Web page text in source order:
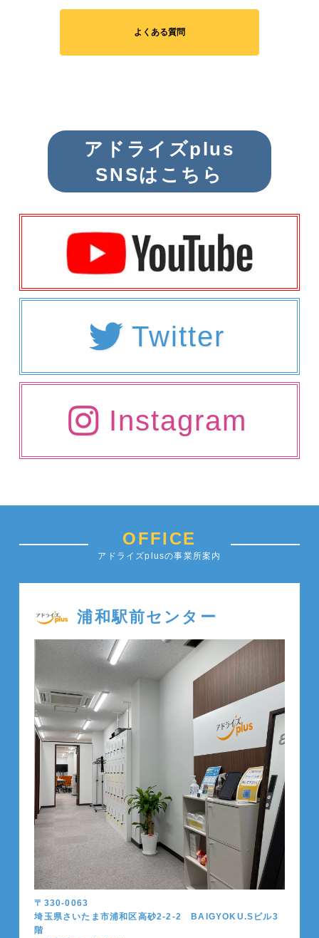
よくある質問
アドライズplus
SNSはこちら
Twitter
Instagram
OFFICE
アドライズplusの事業所案内
浦和駅前センター
〒330-0063
埼玉県さいたま市浦和区高砂2-2-2 BAIGYOKU.Sビル3
階